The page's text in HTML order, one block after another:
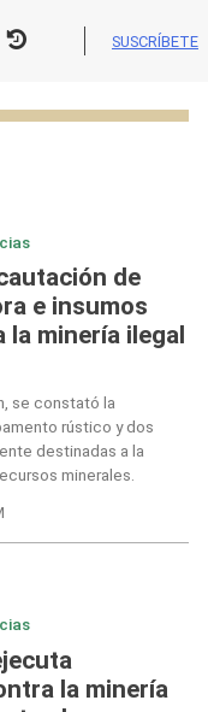
SUSCRÍBETE
de
e insumos
la minería ilegal
se constató la
rústico y dos
destinadas a la
minerales.
la minería